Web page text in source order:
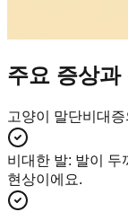
주요 증상
고양이 말단비대
비대한 발: 발이 두
현상이에요.